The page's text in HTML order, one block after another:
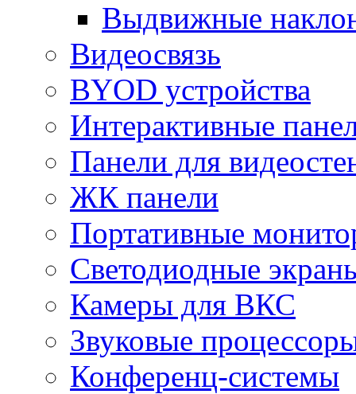
Выдвижные
Видеосвязь
BYOD устройства
Интерактивные
Панели для
ЖК панели
Портативные
Светодиодные
Камеры для ВКС
Звуковые
Конференц-системы